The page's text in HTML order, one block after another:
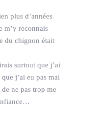
plus d’années
m’y reconnais
du chignon était
surtout que j’ai
j’ai eu pas mal
de ne pas trop me